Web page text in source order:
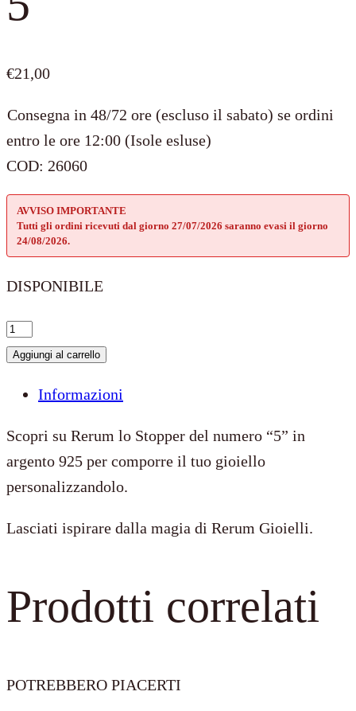
€21,00
Consegna in 48/72 ore (escluso il sabato) se ordini
entro le ore 12:00 (Isole esluse)
COD: 26060
AVVISO IMPORTANTE
Tutti gli ordini ricevuti dal giorno 27/07/2026 saranno evasi il giorno
24/08/2026.
DISPONIBILE
Stopper
Numero
quantità
Aggiungi al carrello
Informazioni
Scopri su Rerum lo Stopper del numero “5” in
argento 925 per comporre il tuo gioiello
personalizzandolo.
Lasciati ispirare dalla magia di Rerum Gioielli.
Prodotti correlati
POTREBBERO PIACERTI